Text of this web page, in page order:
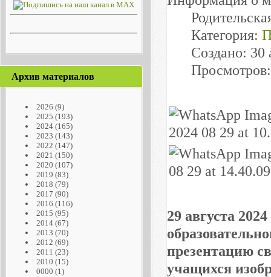
Архив материалов
2026 (9)
2025 (193)
2024(165)
2023 (143)
2022 (147)
2021 (150)
2020 (107)
2019 (83)
2018 (79)
2017 (90)
2016 (116)
2015 (95)
2014(67)
2013 (70)
2012 (69)
2011 (23)
2010 (15)
0000 (1)
Категория:
Создано: 30
29 августа
презентацию
учащихся